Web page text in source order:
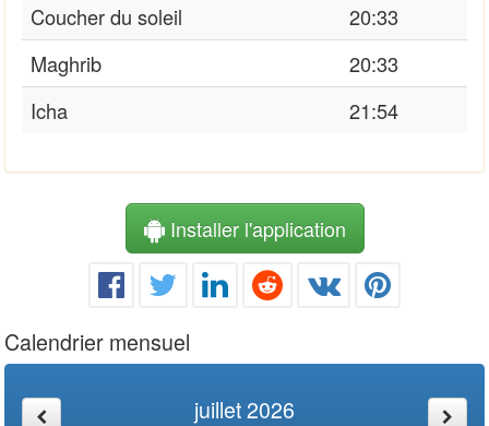
Coucher du soleil
20:33
Maghrib
20:33
Icha
21:54
Installer l'application
Calendrier mensuel
juillet 2026